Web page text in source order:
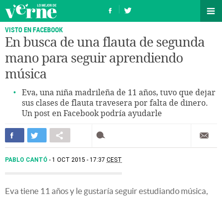
VISTO EN FACEBOOK
En busca de una flauta de segunda
mano para seguir aprendiendo
música
Eva, una niña madrileña de 11 años, tuvo que dejar
sus clases de flauta travesera por falta de dinero.
Un post en Facebook podría ayudarle
PABLO CANTÓ 1 OCT 2015 - 17:37 CEST
Eva tiene 11 años y le gustaría seguir estudiando música,